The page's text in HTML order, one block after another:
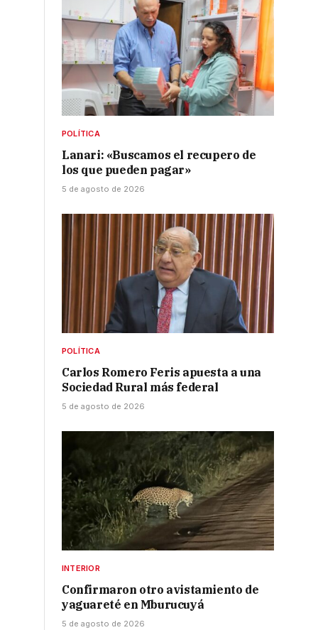
POLÍTICA
Lanari: «Buscamos el recupero de
los que pueden pagar»
5 de agosto de 2026
POLÍTICA
Carlos Romero Feris apuesta a una
Sociedad Rural más federal
5 de agosto de 2026
INTERIOR
Confirmaron otro avistamiento de
yaguareté en Mburucuyá
5 de agosto de 2026